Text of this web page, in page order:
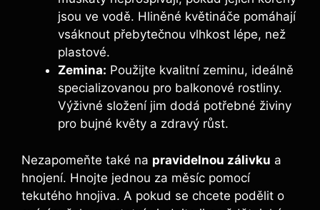
jsou ve vodě. Hliněné květináče pomáhají
vsáknout přebytečnou vlhkost lépe, než
plastové.
Zemina: Použijte kvalitní zeminu, ideálně
specializovanou pro balkonové rostliny.
Výživné složení jim dodá potřebné živiny
pro bujné květy a zdravý růst.
Nezapomeňte také na pravidelnou zálivku a
hnojení. Hnojte jednou za měsíc pomocí
tekutého hnojiva. A pokud se chcete podělit o